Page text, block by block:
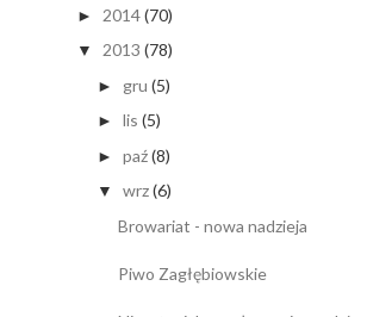
► 2014(70)
▼ 2013 (78)
► gru (5)
► lis (5)
► paź(8)
▼ wrz(6)
Browariat - nowa nadzieja
Piwo Zagłębiowskie